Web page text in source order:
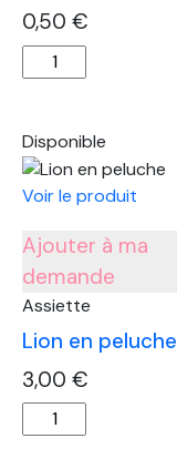
0,50 €
quantité
de
type
3
Disponible
Voir le produit
Ajouter à ma
demande
Assiette
Lion en peluche
3,00 €
quantité
de